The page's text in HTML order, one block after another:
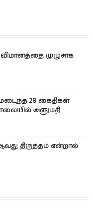
முழுசாக
28 கைதிகள்
அனுமதி
திருத்தம் என்றால்